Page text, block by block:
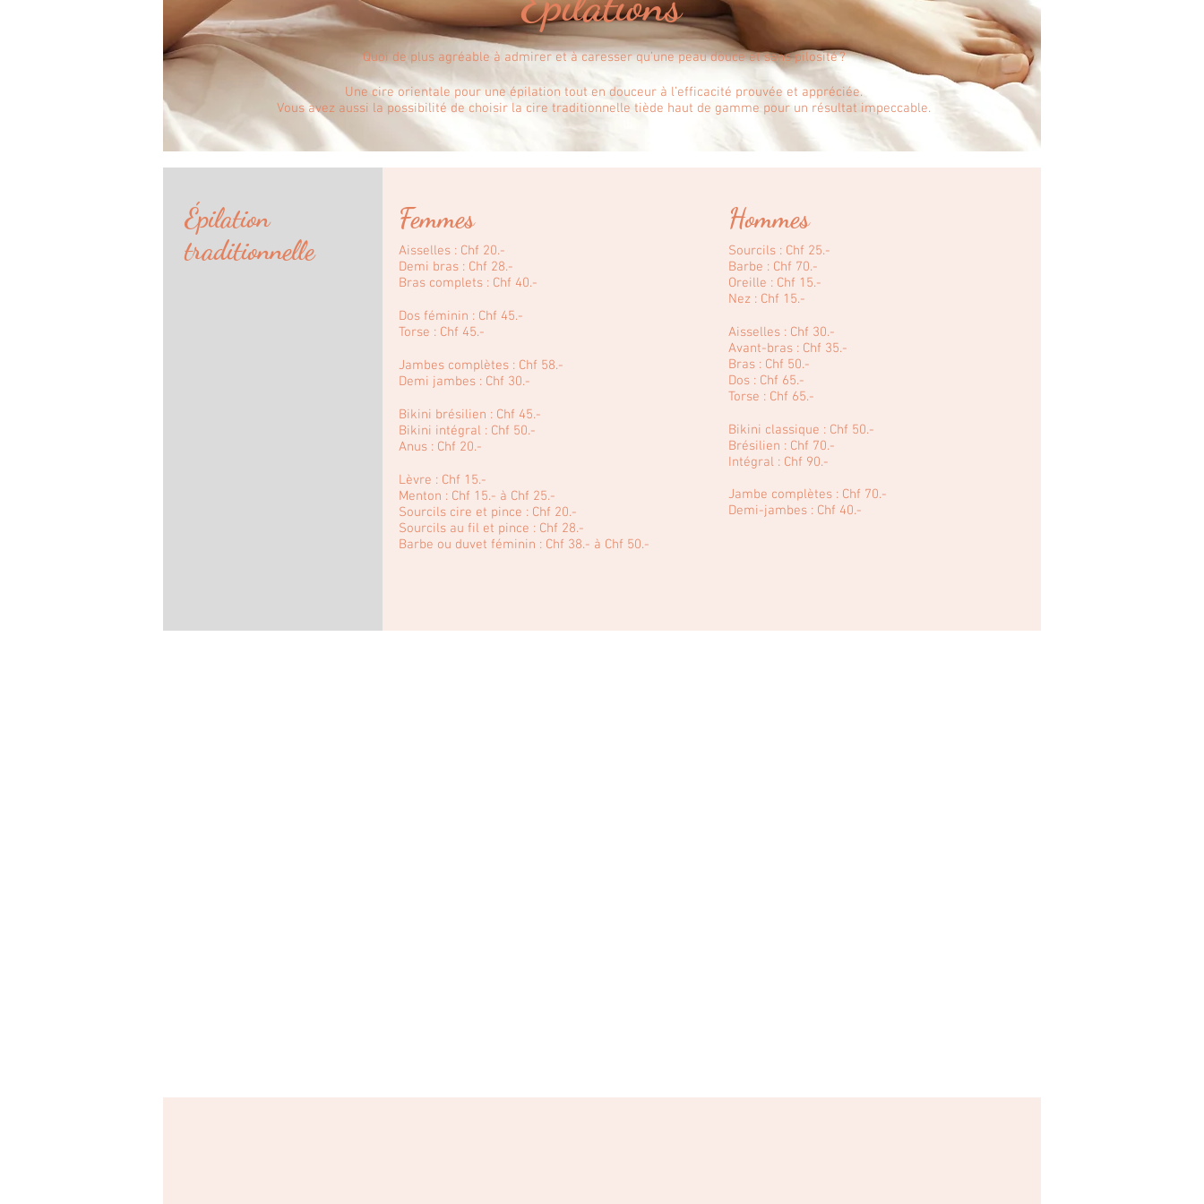
Quoi de plus agréable à admirer et à caresser qu’une peau douce et sans pilosité ?
Une cire orientale pour une épilation tout en douceur à l’efficacité prouvée et appréciée.
Vous avez aussi la possibilité de choisir la cire traditionnelle tiède haut de gamme pour un résultat impeccable.
Épilation
traditionnelle
Femmes
Aisselles : Chf 20.-
Demi bras : Chf 28.-
Bras complets : Chf 40.-
Dos féminin : Chf 45.-
Torse : Chf 45.-
Jambes complètes : Chf 58.-
Demi jambes : Chf 30.-
Bikini brésilien : Chf 45.-
Bikini intégral : Chf 50.-
Anus : Chf 20.-
Lèvre : Chf 15.-
Menton : Chf 15.- à Chf 25.-
Sourcils cire et pince : Chf 20.-
Sourcils au fil et pince : Chf 28.-
Barbe ou duvet féminin : Chf 38.- à Chf 50.-
Hommes
Sourcils : Chf 25.-
Barbe : Chf 70.-
Oreille : Chf 15.-
Nez : Chf 15.-
Aisselles : Chf 30.-
Avant-bras : Chf 35.-
Bras : Chf 50.-
Dos : Chf 65.-
Torse : Chf 65.-
Bikini classique : Chf 50.-
Brésilien : Chf 70.-
Intégral : Chf 90.-
Jambe complètes : Chf 70.-
Demi-jambes : Chf 40.-